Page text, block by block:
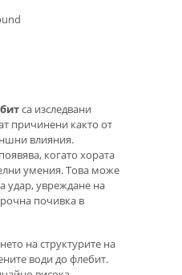
са изследвани
причинени както от
влияния.
когато хората
умения. Това може
удар, увреждане на
почивка в
на структурите на
води до флебит.